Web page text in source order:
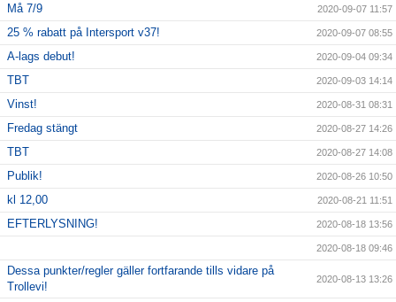
Må 7/9 2020-09-07 11:57
25 % rabatt på Intersport v37! 2020-09-07 08:55
A-lags debut! 2020-09-04 09:34
TBT 2020-09-03 14:14
Vinst! 2020-08-31 08:31
Fredag stängt 2020-08-27 14:26
TBT 2020-08-27 14:08
Publik! 2020-08-26 10:50
kl 12,00 2020-08-21 11:51
EFTERLYSNING! 2020-08-18 13:56
2020-08-18 09:46
Dessa punkter/regler gäller fortfarande tills vidare på
Trollevi!
2020-08-13 13:26